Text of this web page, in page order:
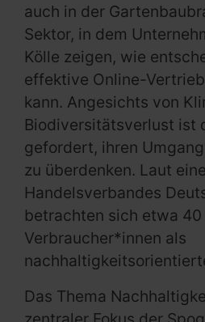
auch in der
Sektor, in dem
Kölle zeigen, wie
effektive Online-
kann. Angesichts von
Biodiversitätsverlust ist
gefordert, ihren
zu überdenken. Laut
Handelsverbandes
betrachten sich etwa
Verbraucher*innen als
Das Thema